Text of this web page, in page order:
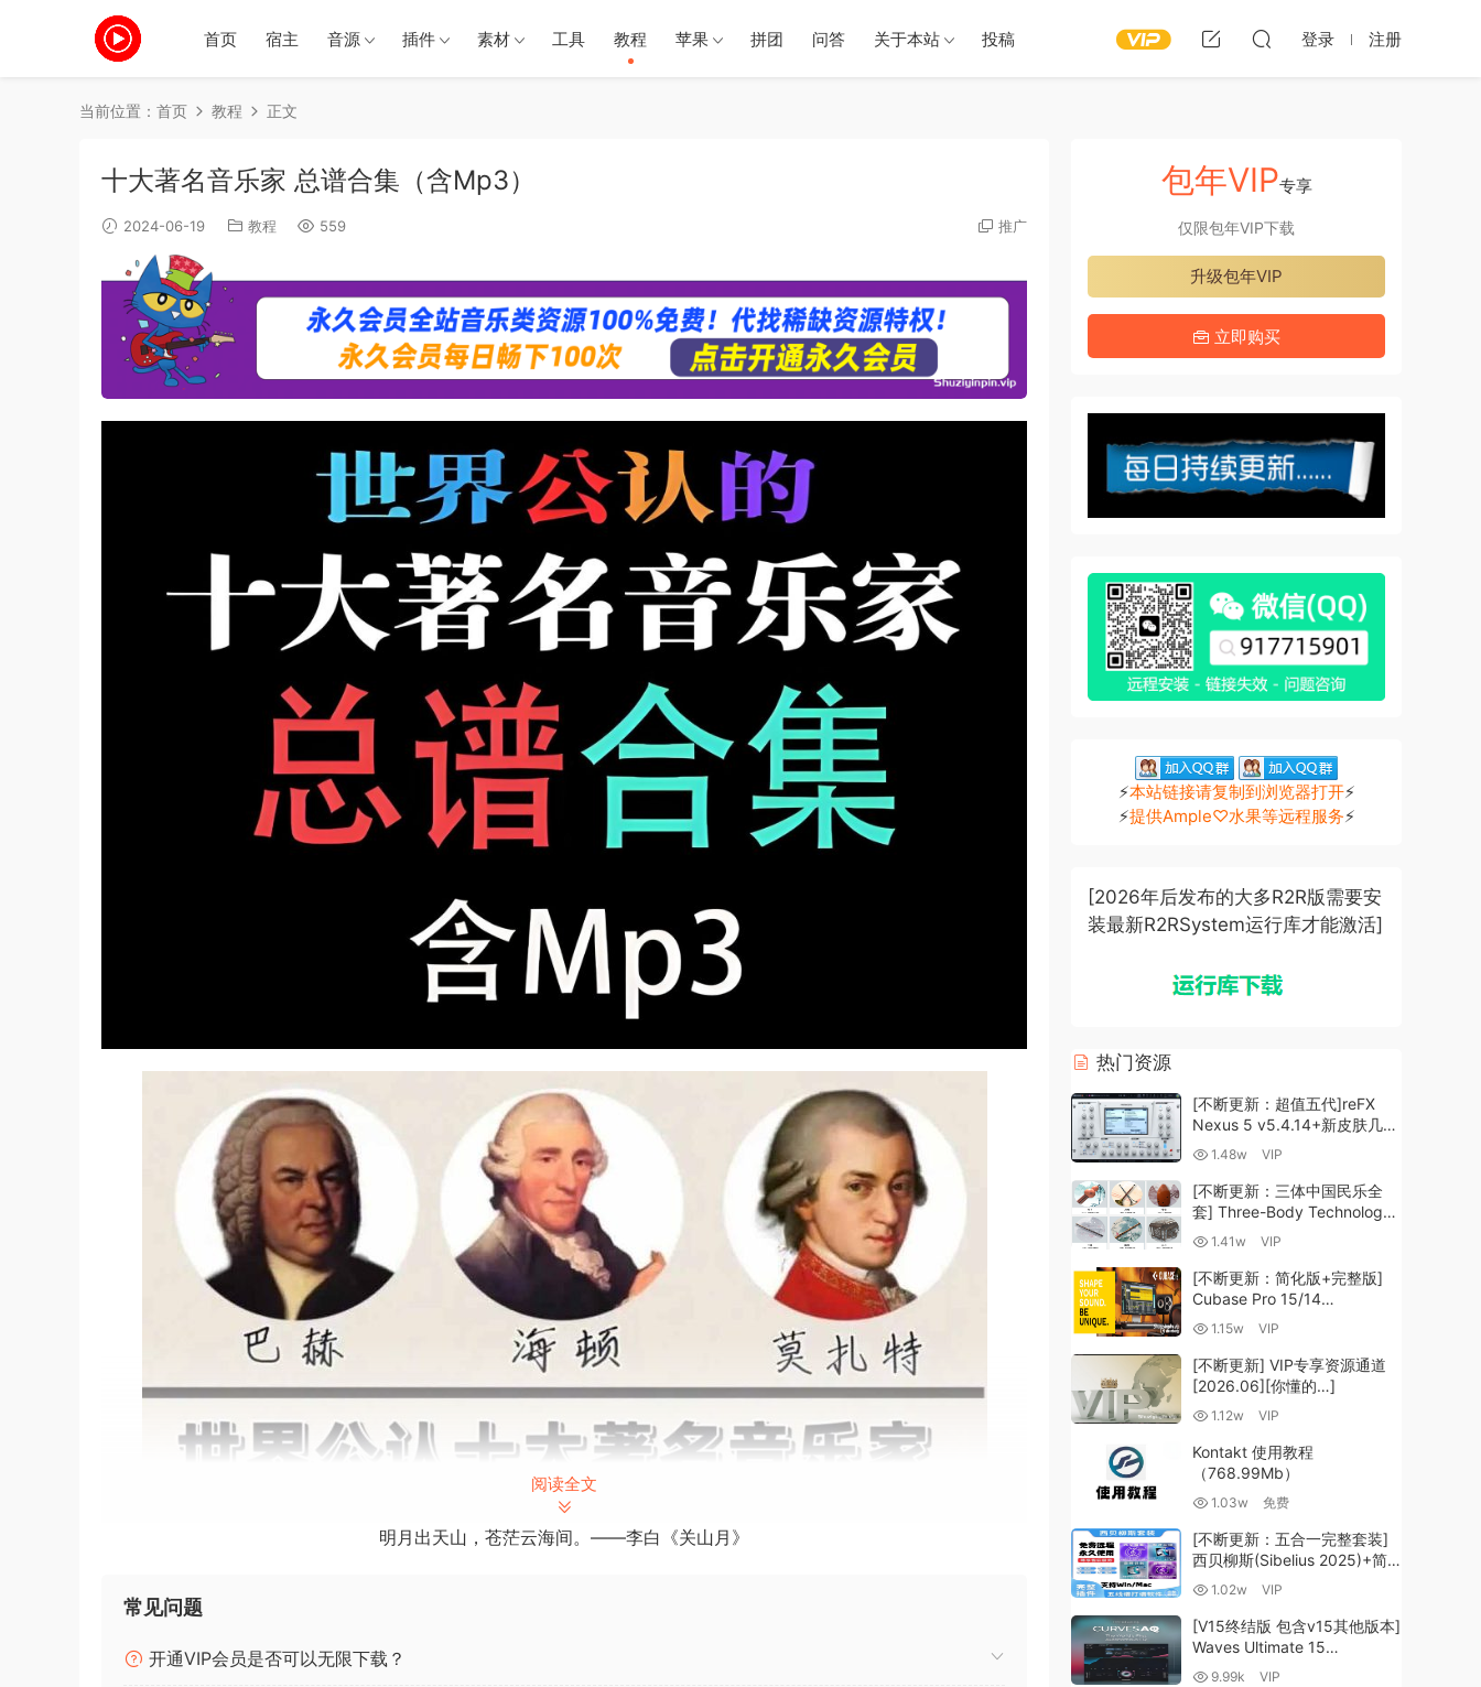
首页 宿主 音源 插件 素材 工具 教程 苹果 拼团 问答 关于本站 投稿 登录 注册
当前位置： 首页 教程 正文
十大著名音乐家 总谱合集（含Mp3）
2024-06-19 教程 559 推广
阅读全文
明月出天山，苍茫云海间。——李白《关山月》
常见问题
开通VIP会员是否可以无限下载？
包年VIP专享
仅限包年VIP下载
升级包年VIP
立即购买
⚡本站链接请复制到浏览器打开⚡
⚡提供Ample♡水果等远程服务⚡
[2026年后发布的大多R2R版需要安
装最新R2RSystem运行库才能激活]
热门资源
[不断更新：超值五代]reFX
Nexus 5 v5.4.14+新皮肤几十
套+原厂+全套扩展+教程
1.48w VIP
[不断更新：三体中国民乐全
套] Three-Body Technology-
R2R [WiN, MacOSX]
1.41w VIP
[不断更新：简化版+完整版]
Cubase Pro 15/14
VR/R2R/U2B+原厂音源+插件
MacOSX]（704.0MB+）
1.15w VIP
[不断更新] VIP专享资源通道
[2026.06][你懂的…]
1.12w VIP
Kontakt 使用教程
（768.99Mb）
1.03w 免费
[不断更新：五合一完整套装]
西贝柳斯(Sibelius 2025)+简
谱插件V8+图片识别+音频识别
MacOSX]（80.48GB+）
1.02w VIP
[V15终结版 包含v15其他版本]
Waves Ultimate 15
v25.05.27+一键安装版+安装
9.99k VIP